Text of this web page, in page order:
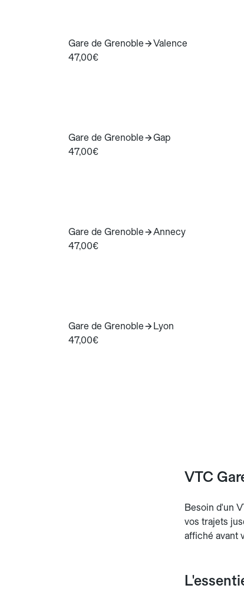
Gare de Grenoble
Valence
47,00€
Gare de Grenoble
Gap
47,00€
Gare de Grenoble
Annecy
47,00€
Gare de Grenoble
Lyon
47,00€
VTC
Besoin d'un
vos trajets
affiché avant